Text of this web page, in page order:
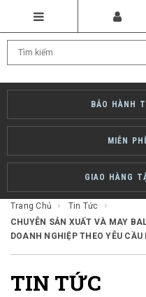
BẢO HÀNH
MIỄN
GIAO HÀNG
Trang Chủ
Tin Tức
CHUYÊN SẢN XUẤT VÀ MAY
DOANH NGHIỆP THEO YÊU
TIN TỨC